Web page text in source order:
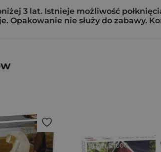
3 lat. Istnieje możliwość
nie służy do zabawy.